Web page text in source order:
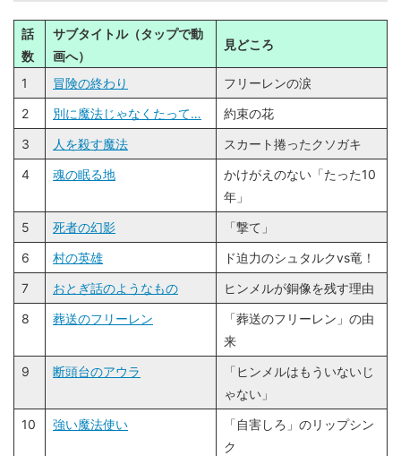
話
数
サブタイトル（タップで動
画へ）
見どころ
1 冒険の終わり
フリーレンの涙
2
別に魔法じゃなくたって…
約束の花
3
人を殺す魔法
スカート捲ったクソガキ
4
魂の眠る地
かけがえのない「たった10
年」
5
死者の幻影
「撃て」
6
村の英雄
ド迫力のシュタルクvs竜！
7
おとぎ話のようなもの
ヒンメルが銅像を残す理由
8
葬送のフリーレン
「葬送のフリーレン」の由
来
9
断頭台のアウラ
「ヒンメルはもういないじ
ゃない」
10
強い魔法使い
「自害しろ」のリップシン
ク